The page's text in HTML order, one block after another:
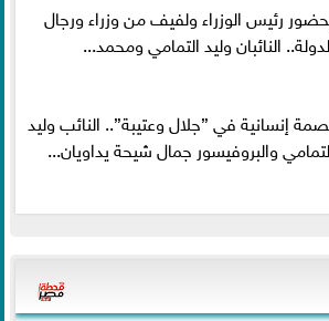
رئيس الوزراء ولفيف من وزراء ورجال
النائبان وليد التمامي ومحمد...
إنسانية في ”جلال وعتيبة”.. النائب وليد
والبروفيسور جمال شيحة يداويان...